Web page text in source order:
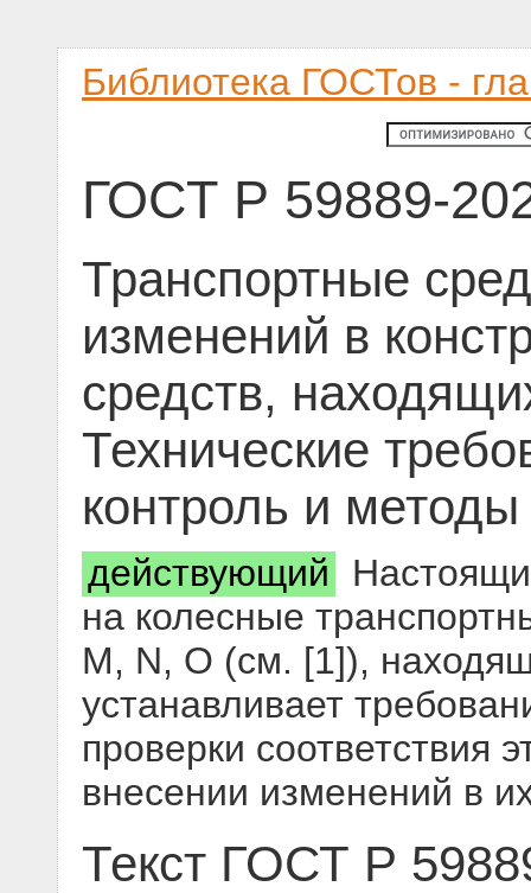
Библиотека ГОСТов -
ГОСТ Р 59889-
Транспортные
изменений в
средств,
Технические
контроль и
действующий
на колесные
М, N, О (см. [1]),
устанавливает
проверки соответствия
внесении изменений в
Текст ГОСТ Р